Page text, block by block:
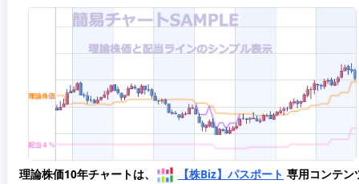
理論株価10年チャートは、 【株Biz】パスポート 専用コンテン